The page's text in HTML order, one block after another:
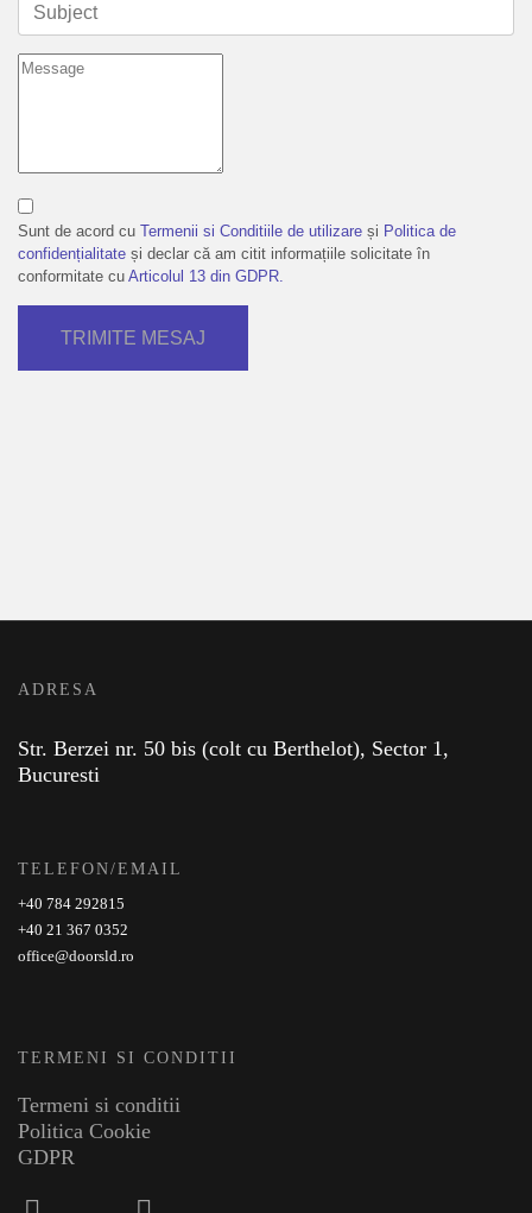
Sunt de acord cu Termenii si Conditiile de utilizare și Politica de
confidențialitate și declar că am citit informațiile solicitate în
conformitate cu Articolul 13 din GDPR.
TRIMITE MESAJ
ADRESA
Str. Berzei nr. 50 bis (colt cu Berthelot), Sector 1,
Bucuresti
TELEFON/EMAIL
+40 784 292815
+40 21 367 0352
office@doorsld.ro
TERMENI SI CONDITII
Termeni si conditii
Politica Cookie
GDPR